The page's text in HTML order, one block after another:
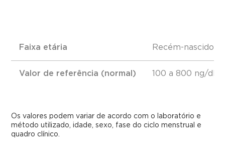
Faixa etária
Valor de referência (normal)
Recém-nascidos
100 a 800 ng/dL
Os valores podem variar de acordo com o laboratório e
método utilizado, idade, sexo, fase do ciclo menstrual e
quadro clínico.